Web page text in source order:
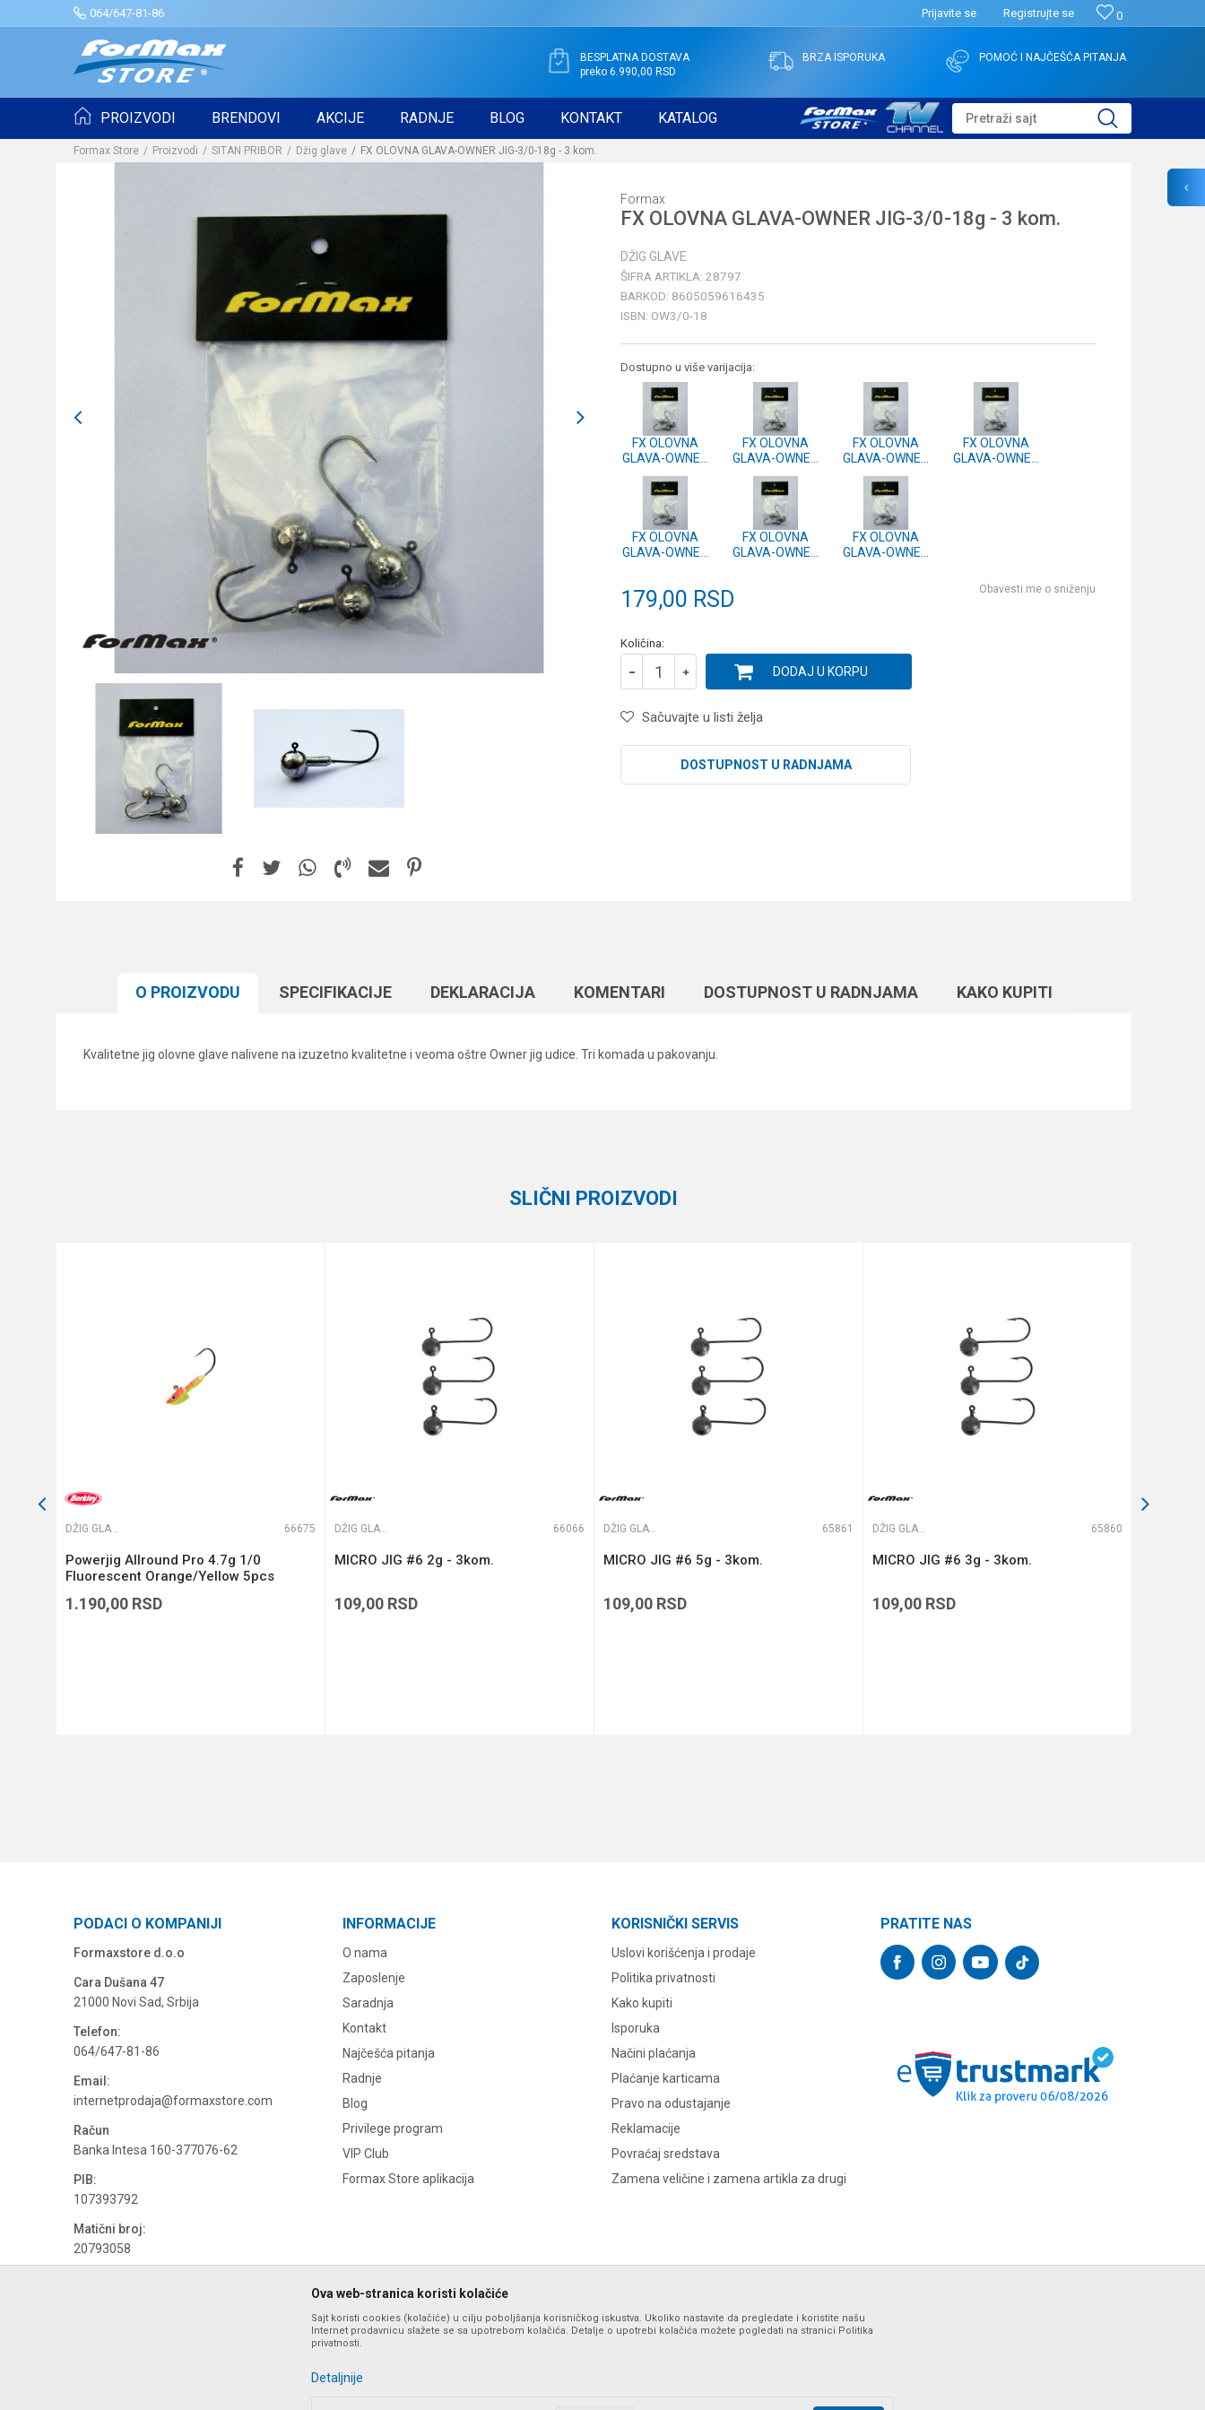
064/647-81-86 0
Prijavite se Registrujte se
BESPLATNA DOSTAVA
preko 6.990,00 RSD
BRZA ISPORUKA POMOĆ I NAJČEŠĆA PITANJA
PROIZVODI BRENDOVI AKCIJE RADNJE BLOG KONTAKT KATALOG Pretraži sajt
Formax Store Proizvodi SITAN PRIBOR Džig glave FX OLOVNA GLAVA-OWNER JIG-3/0-18g - 3 kom.
Formax
FX OLOVNA GLAVA-OWNER JIG-3/0-18g - 3 kom.
DŽIG GLAVE
ŠIFRA ARTIKLA: 28797
BARKOD: 8605059616435
ISBN: OW3/0-18
Dostupno u više varijacija:
FX OLOVNA
GLAVA-OWNER
JIG-3/0-8g - 3
kom.
FX OLOVNA
GLAVA-OWNER
JIG-3/0-20g - 3
kom.
FX OLOVNA
GLAVA-OWNER
JIG-3/0-15g - 3
kom.
FX OLOVNA
GLAVA-OWNER
FX OLOVNA
GLAVA-OWNER
FX OLOVNA
GLAVA-OWNER
FX OLOVNA
GLAVA-OWNER
179,00 RSD Obavesti me o sniženju
Količina:
DODAJ U KORPU
Sačuvajte u listi želja
DOSTUPNOST U RADNJAMA
O PROIZVODU SPECIFIKACIJЕ DEKLARACIJA KOMENTARI DOSTUPNOST U RADNJAMA KAKO KUPITI
Kvalitetne jig olovne glave nalivene na izuzetno kvalitetne i veoma oštre Owner jig udice. Tri komada u pakovanju.
SLIČNI PROIZVODI
DŽIG GLAVE 66675
Powerjig Allround Pro 4.7g 1/0
Fluorescent Orange/Yellow 5pcs
1.190,00 RSD
DŽIG GLAVE 66066
MICRO JIG #6 2g - 3kom.
109,00 RSD
DŽIG GLAVE 65861
MICRO JIG #6 5g - 3kom.
109,00 RSD
DŽIG GLAVE 65860
MICRO JIG #6 3g - 3kom.
109,00 RSD
PODACI O KOMPANIJI
Formaxstore d.o.o
Cara Dušana 47
21000 Novi Sad, Srbija
Telefon:
064/647-81-86
Email:
internetprodaja@formaxstore.com
Račun
Banka Intesa 160-377076-62
PIB:
107393792
Matični broj:
20793058
INFORMACIJE
O nama
Zaposlenje
Saradnja
Kontakt
Najčešća pitanja
Radnje
Blog
Privilege program
VIP Club
Formax Store aplikacija
KORISNIČKI SERVIS
Uslovi korišćenja i prodaje
Politika privatnosti
Kako kupiti
Isporuka
Načini plaćanja
Plaćanje karticama
Pravo na odustajanje
Reklamacije
Povraćaj sredstava
Zamena veličine i zamena artikla za drugi
PRATITE NAS
Ova web-stranica koristi kolačiće
Sajt koristi cookies (kolačiće) u cilju poboljšanja korisničkog iskustva. Ukoliko nastavite da pregledate i koristite našu
Internet prodavnicu slažete se sa upotrebom kolačića. Detalje o upotrebi kolačića možete pogledati na stranici Politika
privatnosti.
Detaljnije